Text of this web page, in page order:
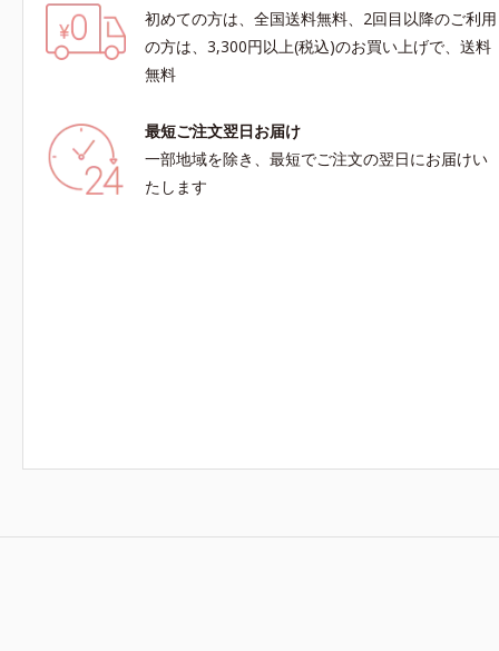
初めての方は、全国送料無料、2回目以降のご利用
の方は、3,300円以上(税込)のお買い上げで、送料
無料
最短ご注文翌日お届け
一部地域を除き、最短でご注文の翌日にお届けい
たします